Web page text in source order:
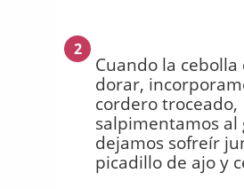
2
Cuando la cebolla
dorar,
cordero troceado,
salpimentamos al
dejamos sofreír
picadillo de ajo y